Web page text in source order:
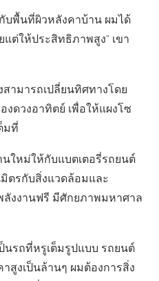
บพื้นที่ผิวหลังคาบ้าน ผมได้
ต่ให้ประสิทธิภาพสูง” เขา
ามารถเปลี่ยนทิศทางโดย
ดวงอาทิตย์ เพื่อให้แผงโซ
มที่
นใหม่ให้กับแบตเตอรี่รถยนต์
ตรกับสิ่งแวดล้อมและ
งงานฟรี มีศักยภาพมหาศาล
นรถที่หรูเต็มรูปแบบ รถยนต์
สูงเป็นล้านๆ ผมต้องการสิ่ง